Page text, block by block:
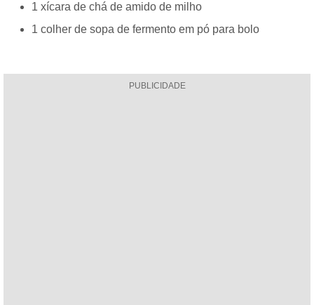
1 xícara de chá de amido de milho
1 colher de sopa de fermento em pó para bolo
PUBLICIDADE